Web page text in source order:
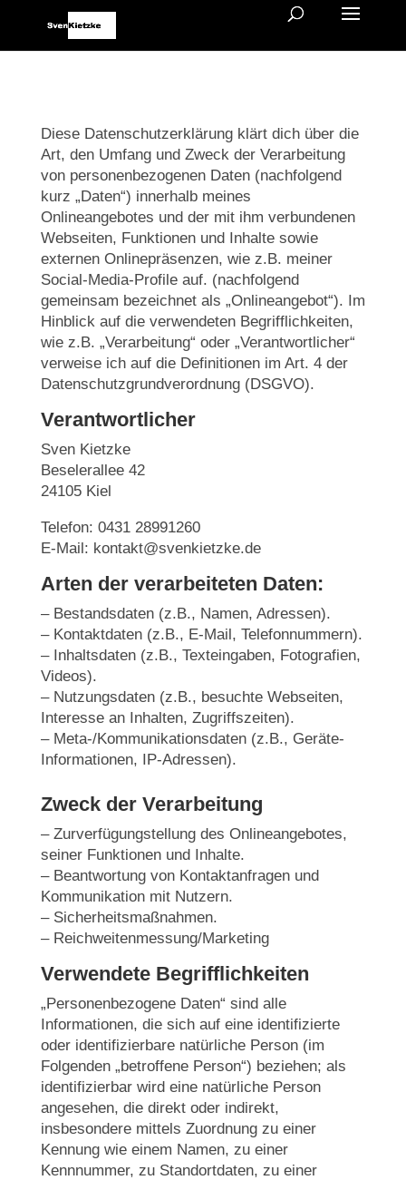
Diese Datenschutzerklärung klärt dich über die
Art, den Umfang und Zweck der Verarbeitung
von personenbezogenen Daten (nachfolgend
kurz „Daten“) innerhalb meines
Onlineangebotes und der mit ihm verbundenen
Webseiten, Funktionen und Inhalte sowie
externen Onlinepräsenzen, wie z.B. meiner
Social-Media-Profile auf. (nachfolgend
gemeinsam bezeichnet als „Onlineangebot“). Im
Hinblick auf die verwendeten Begrifflichkeiten,
wie z.B. „Verarbeitung“ oder „Verantwortlicher“
verweise ich auf die Definitionen im Art. 4 der
Datenschutzgrundverordnung (DSGVO).
Verantwortlicher
Sven Kietzke
Beselerallee 42
24105 Kiel
Telefon: 0431 28991260
E-Mail: kontakt@svenkietzke.de
Arten der verarbeiteten Daten:
– Bestandsdaten (z.B., Namen, Adressen).
– Kontaktdaten (z.B., E-Mail, Telefonnummern).
– Inhaltsdaten (z.B., Texteingaben, Fotografien,
Videos).
– Nutzungsdaten (z.B., besuchte Webseiten,
Interesse an Inhalten, Zugriffszeiten).
– Meta-/Kommunikationsdaten (z.B., Geräte-
Informationen, IP-Adressen).
Zweck der Verarbeitung
– Zurverfügungstellung des Onlineangebotes,
seiner Funktionen und Inhalte.
– Beantwortung von Kontaktanfragen und
Kommunikation mit Nutzern.
– Sicherheitsmaßnahmen.
– Reichweitenmessung/Marketing
Verwendete Begrifflichkeiten
„Personenbezogene Daten“ sind alle
Informationen, die sich auf eine identifizierte
oder identifizierbare natürliche Person (im
Folgenden „betroffene Person“) beziehen; als
identifizierbar wird eine natürliche Person
angesehen, die direkt oder indirekt,
insbesondere mittels Zuordnung zu einer
Kennung wie einem Namen, zu einer
Kennnummer, zu Standortdaten, zu einer